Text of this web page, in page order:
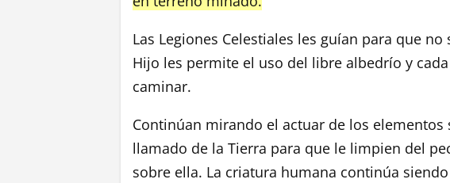
Las Legiones Celestiales les guían para que
Hijo les permite el uso del libre albedrío y
caminar.
Continúan mirando el actuar de los elementos
llamado de la Tierra para que le limpien del
sobre ella. La criatura humana continúa